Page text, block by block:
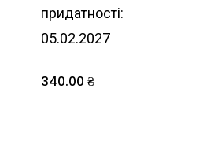
придатності:
05.02.2027
340.00 ₴